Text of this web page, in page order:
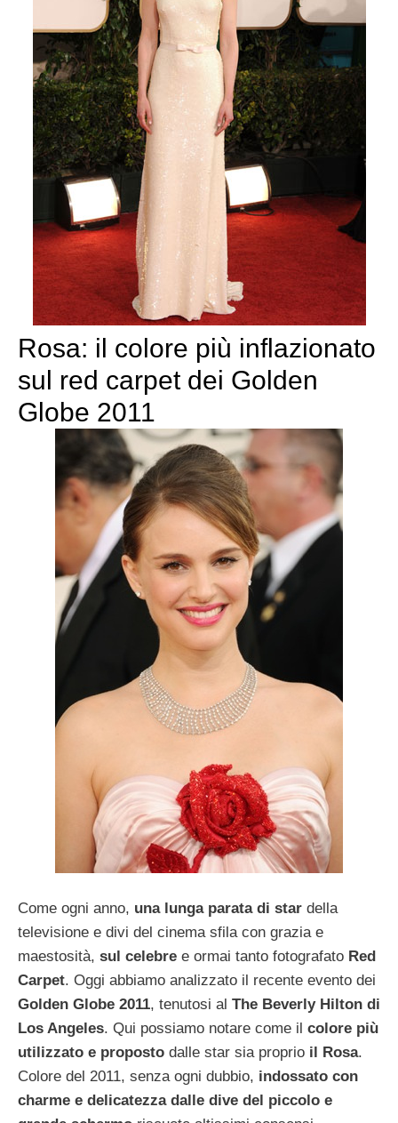
Rosa: il colore più inflazionato
sul red carpet dei Golden
Globe 2011
Come ogni anno, una lunga parata di star della
televisione e divi del cinema sfila con grazia e
maestosità, sul celebre e ormai tanto fotografato Red
Carpet. Oggi abbiamo analizzato il recente evento dei
Golden Globe 2011, tenutosi al The Beverly Hilton di
Los Angeles. Qui possiamo notare come il colore più
utilizzato e proposto dalle star sia proprio il Rosa.
Colore del 2011, senza ogni dubbio, indossato con
charme e delicatezza dalle dive del piccolo e